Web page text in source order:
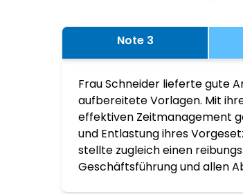
Note 3
Frau Schneider lieferte gute
aufbereitete Vorlagen. Mit
effektiven Zeitmanagement
und Entlastung ihres
stellte zugleich einen
Geschäftsführung und allen